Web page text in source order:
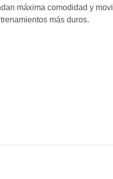
máxima comodidad y
más duros.